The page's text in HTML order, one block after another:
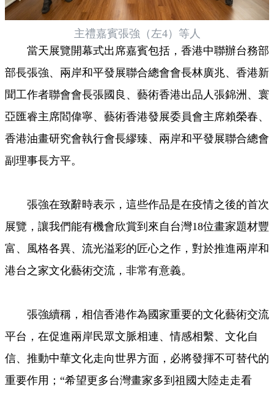
主禮嘉賓張強（左4）等人
當天展覽開幕式出席嘉賓包括，香港中聯辦台務部
部長張強、兩岸和平發展聯合總會會長林廣兆、香港新
聞工作者聯會會長張國良、藝術香港出品人張錦洲、寰
亞匯睿主席閻偉寧、藝術香港發展委員會主席賴榮春、
香港油畫研究會執行會長繆臻、兩岸和平發展聯合總會
副理事長方平。
張強在致辭時表示，這些作品是在疫情之後的首次
展覽，讓我們能有機會欣賞到來自台灣18位畫家題材豐
富、風格各異、流光溢彩的匠心之作，對於推進兩岸和
港台之家文化藝術交流，非常有意義。
張強續稱，相信香港作為國家重要的文化藝術交流
平台，在促進兩岸民眾文脈相連、情感相繫、文化自
信、推動中華文化走向世界方面，必將發揮不可替代的
重要作用；“希望更多台灣畫家多到祖國大陸走走看